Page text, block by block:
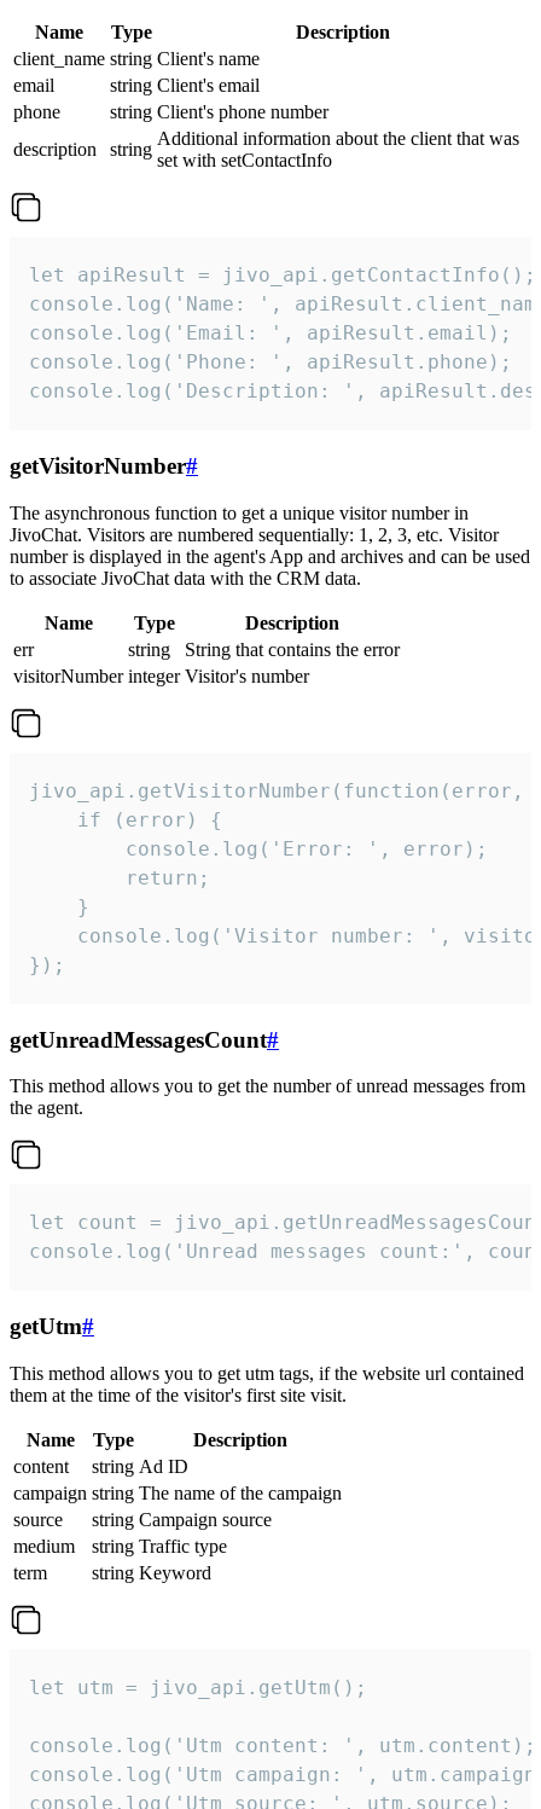
Name Type
Description
client_name string Client's name
email
string Client's email
phone
string Client's phone number
description
string
Additional information about the client that was
set with setContactInfo
let apiResult = jivo_api.getContactInfo();
console.log('Name: ',
console.log('Email: ', apiResult.email);
console.log('Phone: ', apiResult.phone);
console.log('Description: ',
getVisitorNumber#
The asynchronous function to get a unique visitor number in
JivoChat. Visitors are numbered sequentially: 1, 2, 3, etc. Visitor
number is displayed in the agent's App and archives and can be used
to associate JivoChat data with the CRM data.
Name Type
Description
err
string
String that contains the error
visitorNumber integer Visitor's number
jivo_api.getVisitorNumber(function(error,
    if (error) {
        console.log('Error: ', error);
        return;
    }
console.log('Visitor number: ',
});
getUnreadMessagesCount#
This method allows you to get the number of unread messages from
the agent.
let count =
console.log('Unread messages count:',
getUtm#
This method allows you to get utm tags, if the website url contained
them at the time of the visitor's first site visit.
Name Type
Description
content
string Ad ID
campaign string The name of the campaign
source
string Campaign source
medium
string Traffic type
term
string Keyword
let utm = jivo_api.getUtm();
console.log('Utm content: ', utm.content);
console.log('Utm campaign: ',
console.log('Utm source: ', utm.source);